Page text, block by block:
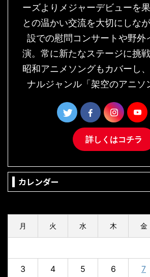
ーズよりメジャーデビューを
との温かい交流を大切にしな
設での慰問コンサートや野外
演。常に新たなステージに挑
昭和アニメソングもカバーし
ナルジャンル「架空のアニソ
詳しくはコチラ
カレンダー
月 火 水 木 金
3 4 5 6 7